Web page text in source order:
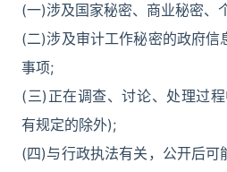
(一)涉及国家秘密、商业秘密、
(二)涉及审计工作秘密的政府信
事项;
(三)正在调查、讨论、处理过
有规定的除外);
(四)与行政执法有关，公开后可